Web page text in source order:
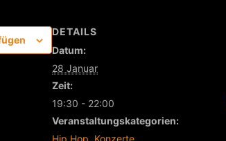
DETAILS
Datum:
28 Januar
Zeit:
19:30 - 22:00
Veranstaltungskategorien:
Hip Hop, Konzerte